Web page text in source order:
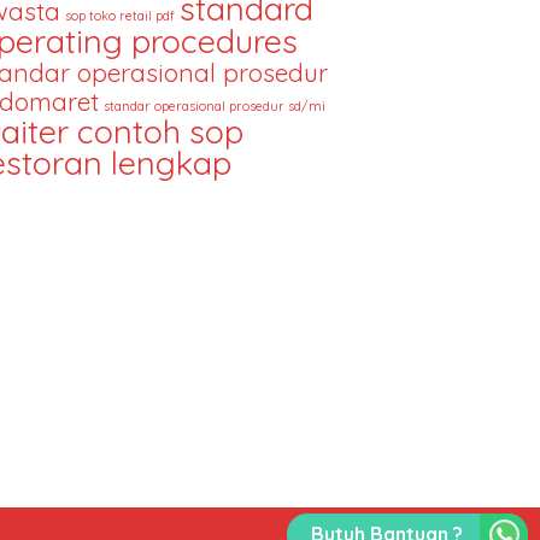
sop toko retail pdf standard
procedures
operasional prosedur
standar operasional prosedur sd/mi
contoh sop
lengkap
Butuh Bantuan ?